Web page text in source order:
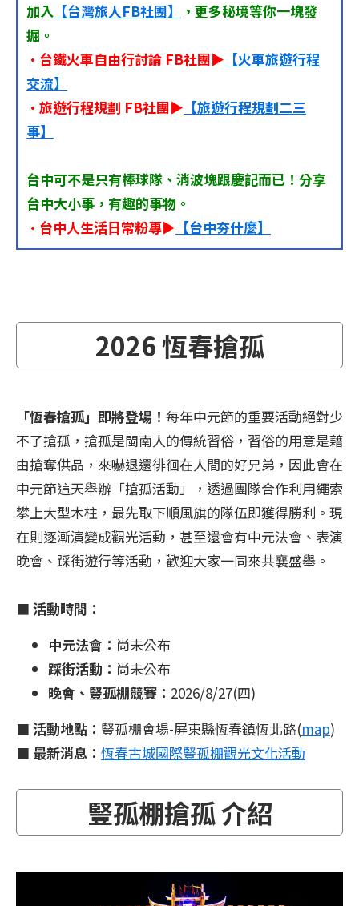
加入 【台灣旅人FB社團】
，更多秘境等你一塊發
掘。
•台鐵火車自由行討論 FB社團▶ 【火車旅遊行程
交流】
•旅遊行程規劃 FB社團▶ 【旅遊行程規劃二三
事】
台中可不是只有棒球隊、消波塊跟慶記而已！分享
台中大小事，有趣的事物。
•台中人生活日常粉專▶ 【台中夯什麼】
2026 恆春搶孤
「恆春搶孤」即將登場！ 每年中元節的重要活動絕對少
不了搶孤，搶孤是閩南人的傳統習俗，習俗的用意是藉
由搶奪供品，來嚇退還徘徊在人間的好兄弟，因此會在
中元節這天舉辦「搶孤活動」，透過團隊合作利用繩索
攀上大型木柱，最先取下順風旗的隊伍即獲得勝利。現
在則逐漸演變成觀光活動，甚至還會有中元法會、表演
晚會、踩街遊行等活動，歡迎大家一同來共襄盛舉。
■ 活動時間：
中元法會： 尚未公布
踩街活動： 尚未公布
晚會、豎孤棚競賽： 2026/8/27(四)
■ 活動地點： 豎孤棚會場-屏東縣恆春鎮恆北路(map)
■ 最新消息： 恆春古城國際豎孤棚觀光文化活動
豎孤棚搶孤 介紹